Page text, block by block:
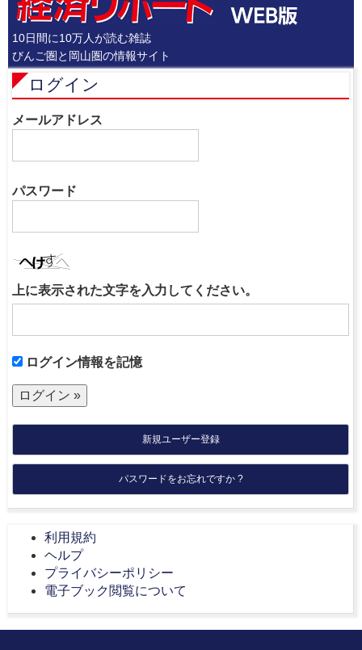
10日間に10万人が読む雑誌
びんご圏と岡山圏の情報サイト
ログイン
メールアドレス
パスワード
上に表示された文字を入力してください。
ログイン情報を記憶
新規ユーザー登録
パスワードをお忘れですか ?
利用規約
ヘルプ
プライバシーポリシー
電子ブック閲覧について